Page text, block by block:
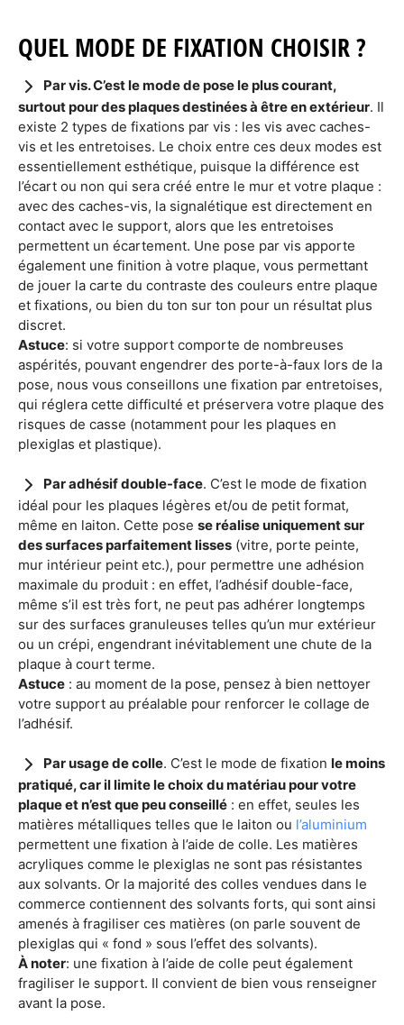
QUEL MODE DE FIXATION CHOISIR ?
Par vis. C’est le mode de pose le plus courant,
surtout pour des plaques destinées à être en extérieur. Il
existe 2 types de fixations par vis : les vis avec caches-
vis et les entretoises. Le choix entre ces deux modes est
essentiellement esthétique, puisque la différence est
l’écart ou non qui sera créé entre le mur et votre plaque :
avec des caches-vis, la signalétique est directement en
contact avec le support, alors que les entretoises
permettent un écartement. Une pose par vis apporte
également une finition à votre plaque, vous permettant
de jouer la carte du contraste des couleurs entre plaque
et fixations, ou bien du ton sur ton pour un résultat plus
discret.
Astuce: si votre support comporte de nombreuses
aspérités, pouvant engendrer des porte-à-faux lors de la
pose, nous vous conseillons une fixation par entretoises,
qui réglera cette difficulté et préservera votre plaque des
risques de casse (notamment pour les plaques en
plexiglas et plastique).
Par adhésif double-face. C’est le mode de fixation
idéal pour les plaques légères et/ou de petit format,
même en laiton. Cette pose se réalise uniquement sur
des surfaces parfaitement lisses (vitre, porte peinte,
mur intérieur peint etc.), pour permettre une adhésion
maximale du produit : en effet, l’adhésif double-face,
même s’il est très fort, ne peut pas adhérer longtemps
sur des surfaces granuleuses telles qu’un mur extérieur
ou un crépi, engendrant inévitablement une chute de la
plaque à court terme.
Astuce : au moment de la pose, pensez à bien nettoyer
votre support au préalable pour renforcer le collage de
l’adhésif.
Par usage de colle. C’est le mode de fixation le moins
pratiqué, car il limite le choix du matériau pour votre
plaque et n’est que peu conseillé : en effet, seules les
matières métalliques telles que le laiton ou l’aluminium
permettent une fixation à l’aide de colle. Les matières
acryliques comme le plexiglas ne sont pas résistantes
aux solvants. Or la majorité des colles vendues dans le
commerce contiennent des solvants forts, qui sont ainsi
amenés à fragiliser ces matières (on parle souvent de
plexiglas qui « fond » sous l’effet des solvants).
À noter: une fixation à l’aide de colle peut également
fragiliser le support. Il convient de bien vous renseigner
avant la pose.